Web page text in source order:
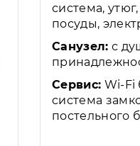
система,
посуды,
Санузел: с
Сервис: Wi-Fi
система
постельного